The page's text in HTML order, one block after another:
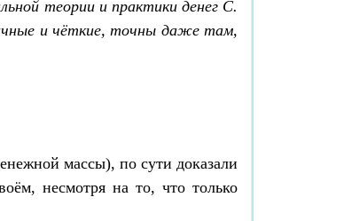
теории и практики денег С.
и чёткие, точны даже там,
массы), по сути доказали
несмотря на то, что только